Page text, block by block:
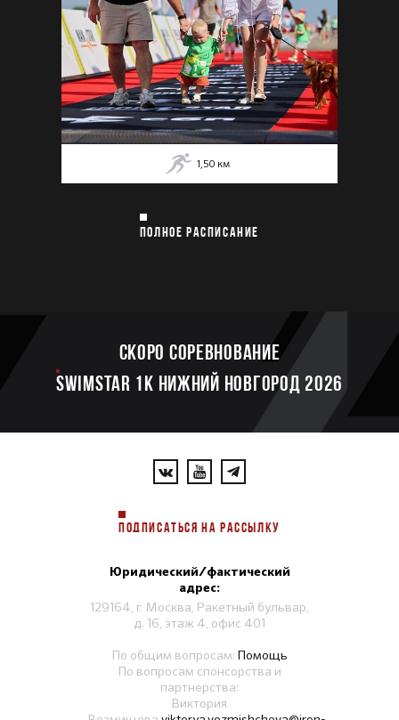
1,50 км
ПОЛНОЕ РАСПИСАНИЕ
Скоро соревнование
SWIMSTAR 1K НИЖНИЙ НОВГОРОД 2026
ПОДПИСАТЬСЯ НА РАССЫЛКУ
Юридический/фактический
адрес:
129164, г. Москва, Ракетный бульвар,
д. 16, этаж 4, офис 401
По общим вопросам: Помощь
По вопросам спонсорства и
партнерства:
Виктория